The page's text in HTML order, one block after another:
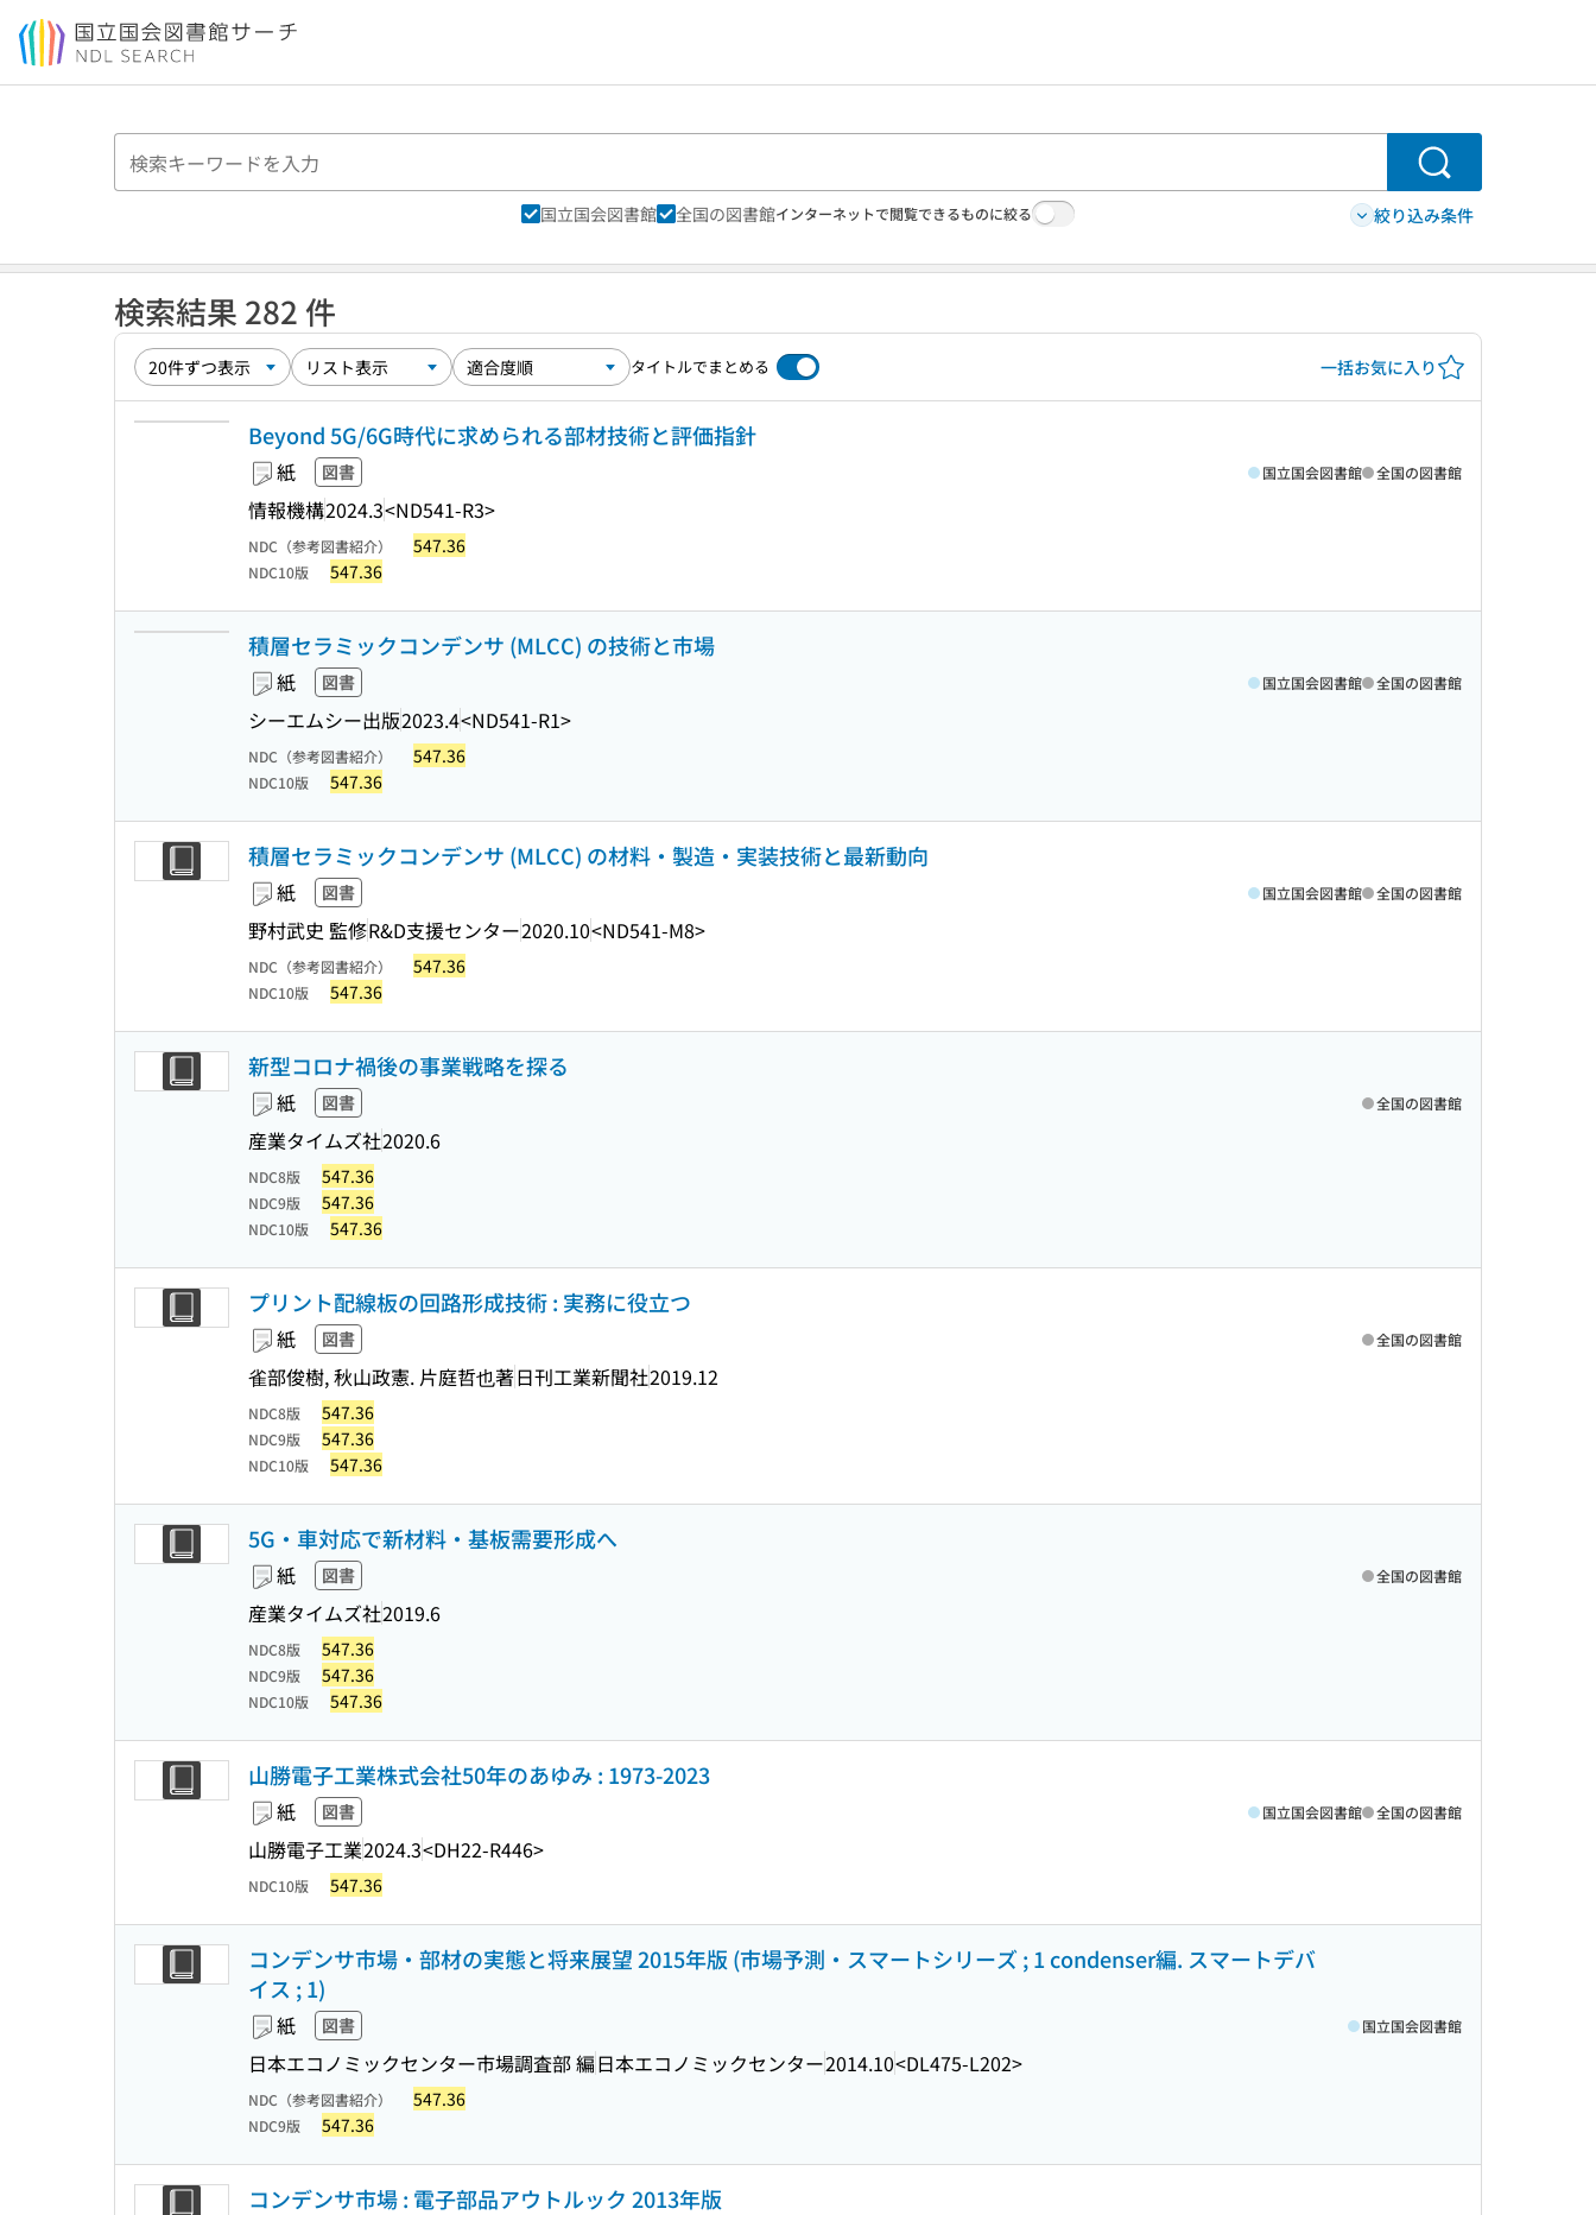
本文へ移動
検索
国立国会図書館 全国の図書館インターネットで閲覧できるものに絞る 絞り込み条件
検索結果 282 件
タイトルでまとめる 一括お気に入り
Beyond 5G/6G時代に求められる部材技術と評価指針
紙 図書
情報機構2024.3<ND541-R3>
国立国会図書館 全国の図書館
NDC（参考図書紹介） 547.36
NDC10版 547.36
積層セラミックコンデンサ (MLCC) の技術と市場
紙 図書
シーエムシー出版2023.4<ND541-R1>
国立国会図書館 全国の図書館
NDC（参考図書紹介） 547.36
NDC10版 547.36
積層セラミックコンデンサ (MLCC) の材料・製造・実装技術と最新動向
紙 図書
野村武史 監修R&D支援センター2020.10<ND541-M8>
国立国会図書館 全国の図書館
NDC（参考図書紹介） 547.36
NDC10版 547.36
新型コロナ禍後の事業戦略を探る
紙 図書
産業タイムズ社2020.6
全国の図書館
NDC8版 547.36
NDC9版 547.36
NDC10版 547.36
プリント配線板の回路形成技術 : 実務に役立つ
紙 図書
雀部俊樹, 秋山政憲. 片庭哲也著日刊工業新聞社2019.12
全国の図書館
NDC8版 547.36
NDC9版 547.36
NDC10版 547.36
5G・車対応で新材料・基板需要形成へ
紙 図書
産業タイムズ社2019.6
全国の図書館
NDC8版 547.36
NDC9版 547.36
NDC10版 547.36
山勝電子工業株式会社50年のあゆみ : 1973-2023
紙 図書
山勝電子工業2024.3<DH22-R446>
国立国会図書館 全国の図書館
NDC10版 547.36
コンデンサ市場・部材の実態と将来展望 2015年版 (市場予測・スマートシリーズ ; 1 condenser編. スマートデバ
イス ; 1)
紙 図書
日本エコノミックセンター市場調査部 編日本エコノミックセンター2014.10<DL475-L202>
国立国会図書館
NDC（参考図書紹介） 547.36
NDC9版 547.36
コンデンサ市場 : 電子部品アウトルック 2013年版